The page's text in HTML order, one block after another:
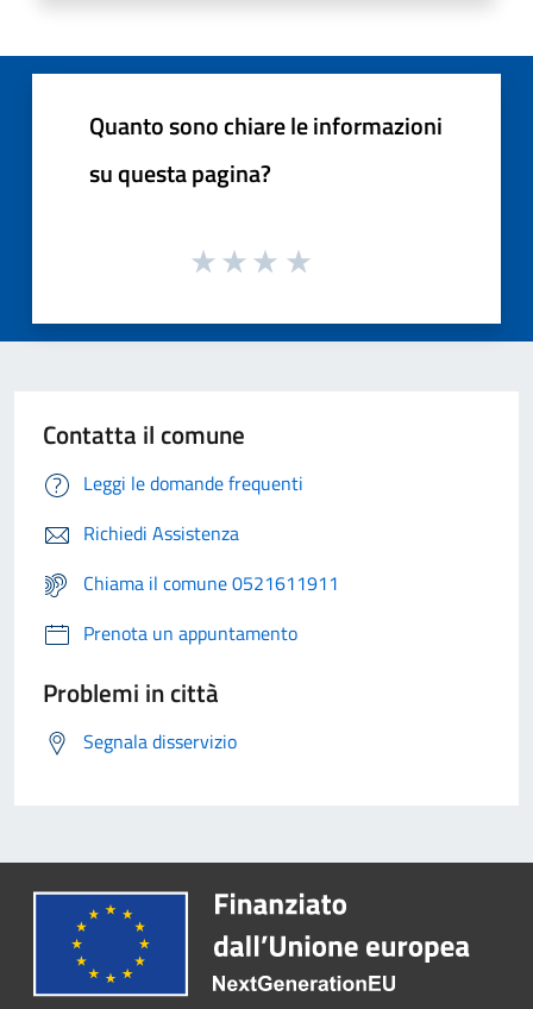
Quanto sono chiare le informazioni
su questa pagina?
Contatta il comune
Leggi le domande frequenti
Richiedi Assistenza
Chiama il comune 0521611911
Prenota un appuntamento
Problemi in città
Segnala disservizio